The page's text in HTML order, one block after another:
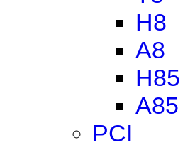
H8
A8
H85
A85
PCI